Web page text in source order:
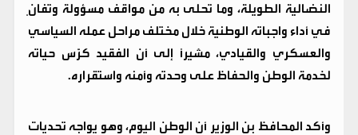
النضالية الطويلة، وما تحلى به من مواقف مسؤولة وتفانٍ
في أداء واجباته الوطنية خلال مختلف مراحل عمله السياسي
والعسكري والقيادي، مشيرًا إلى أن الفقيد كرّس حياته
لخدمة الوطن والحفاظ على وحدته وأمنه واستقراره.
وأكد المحافظ بن الوزير أن الوطن اليوم، وهو يواجه تحديات